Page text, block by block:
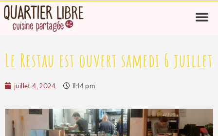
Le Restau est ouvert samedi 6 juillet
juillet 4, 2024 11:14 pm